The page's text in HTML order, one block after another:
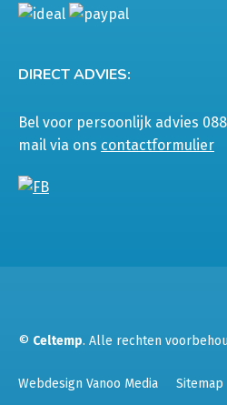
DIRECT ADVIES:
Bel voor persoonlijk advies
mail via ons contactformulier
© Celtemp. Alle rechten
Webdesign Vanoo Media Sitemap